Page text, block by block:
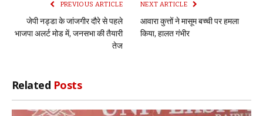
PREVIOUS ARTICLE
जेपी नड्डा के जांजगीर दौरे से पहले
भाजपा अलर्ट मोड में, जनसभा की तैयारी
तेज
NEXT ARTICLE
आवारा कुत्तों ने मासूम बच्ची पर हमला
किया, हालत गंभीर
Related Posts